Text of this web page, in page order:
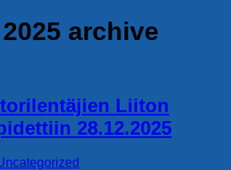
archive
Liiton
28.12.2025